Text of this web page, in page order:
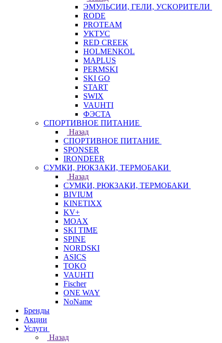
ЭМУЛЬСИИ, ГЕЛИ, УСКОРИТЕЛИ
RODE
PROTEAM
УКТУС
RED CREEK
HOLMENKOL
MAPLUS
PERMSKI
SKI GO
START
SWIX
VAUHTI
ФЭСТА
СПОРТИВНОЕ ПИТАНИЕ
Назад
СПОРТИВНОЕ ПИТАНИЕ
SPONSER
IRONDEER
СУМКИ, РЮКЗАКИ, ТЕРМОБАКИ
Назад
СУМКИ, РЮКЗАКИ, ТЕРМОБАКИ
BIVIUM
KINETIXX
KV+
MOAX
SKI TIME
SPINE
NORDSKI
ASICS
TOKO
VAUHTI
Fischer
ONE WAY
NoName
Бренды
Акции
Услуги
Назад